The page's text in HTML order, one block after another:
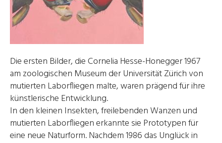
Die ersten Bilder, die Cornelia Hesse-Honegger 1967
am zoologischen Museum der Universität Zürich von
mutierten Laborfliegen malte, waren prägend für ihre
künstlerische Entwicklung.
In den kleinen Insekten, freilebenden Wanzen und
mutierten Laborfliegen erkannte sie Prototypen für
eine neue Naturform. Nachdem 1986 das Unglück in